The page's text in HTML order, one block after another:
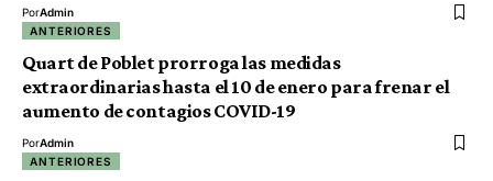
PorAdmin
ANTERIORES
Quart de Poblet prorroga las medidas
extraordinarias hasta el 10 de enero para frenar el
aumento de contagios COVID-19
PorAdmin
ANTERIORES